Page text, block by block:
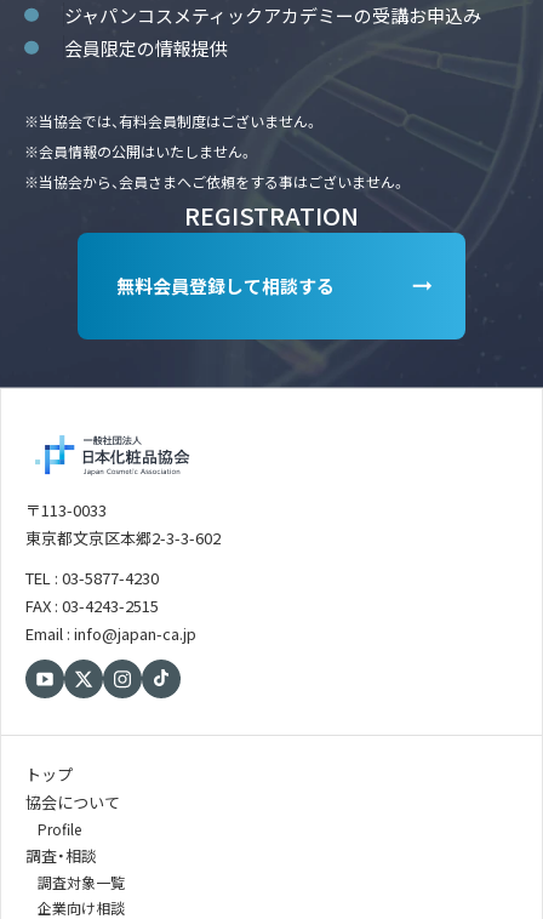
ジャパンコスメティックアカデミーの受講お申込み
会員限定の情報提供
※当協会では、有料会員制度はございません。
※会員情報の公開はいたしません。
※当協会から、会員さまへご依頼をする事はございません。
REGISTRATION
無料会員登録して相談する
〒113-0033
東京都文京区本郷2-3-3-602
TEL : 03-5877-4230
FAX : 03-4243-2515
Email : info@japan-ca.jp
トップ
協会について
Profile
調査・相談
調査対象一覧
企業向け相談